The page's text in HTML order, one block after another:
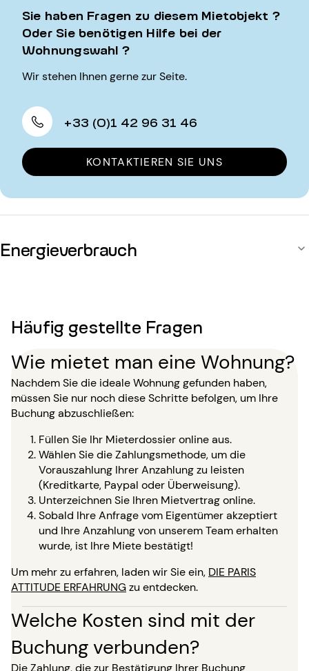
Sie haben Fragen zu diesem Mietobjekt ?
Oder Sie benötigen Hilfe bei der
Wohnungswahl ?
Wir stehen Ihnen gerne zur Seite.
+33 (0)1 42 96 31 46
KONTAKTIEREN SIE UNS
Energieverbrauch
Häufig gestellte Fragen
Wie mietet man eine Wohnung?
Nachdem Sie die ideale Wohnung gefunden haben,
müssen Sie nur noch diese Schritte befolgen, um Ihre
Buchung abzuschließen:
Füllen Sie Ihr Mieterdossier online aus.
Wählen Sie die Zahlungsmethode, um die
Vorauszahlung Ihrer Anzahlung zu leisten
(Kreditkarte, Paypal oder Überweisung).
Unterzeichnen Sie Ihren Mietvertrag online.
Sobald Ihre Anfrage vom Eigentümer akzeptiert
und Ihre Anzahlung von unserem Team erhalten
wurde, ist Ihre Miete bestätigt!
Um mehr zu erfahren, laden wir Sie ein, DIE PARIS
ATTITUDE ERFAHRUNGzu entdecken.
Welche Kosten sind mit der
Buchung verbunden?
Die Zahlung, die zur Bestätigung Ihrer Buchung